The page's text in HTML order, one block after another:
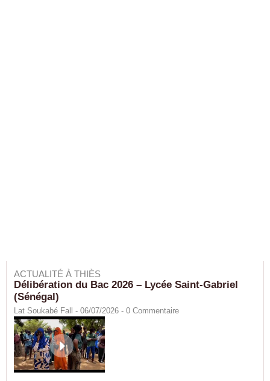
ACTUALITÉ À THIÈS
Délibération du Bac 2026 – Lycée Saint-Gabriel
(Sénégal)
Lat Soukabé Fall - 06/07/2026 - 0 Commentaire